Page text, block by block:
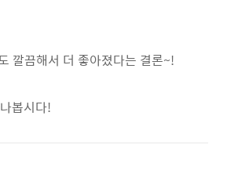
깔끔해서 더 좋아졌다는 결론~!
봅시다!